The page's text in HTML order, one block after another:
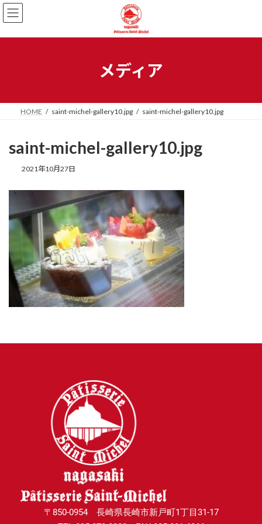
メディア
HOME saint-michel-gallery10.jpg saint-michel-gallery10.jpg
saint-michel-gallery10.jpg
2021年10月27日
〒850-0954 長崎県長崎市新戸町1丁目31-17